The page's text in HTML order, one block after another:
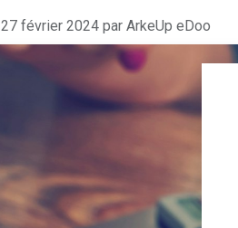
27 février 2024 par ArkeUp eDoo